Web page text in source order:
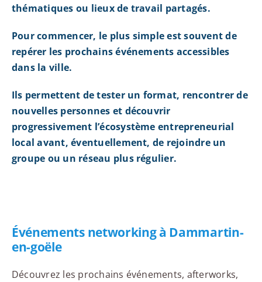
thématiques ou lieux de travail partagés.
Pour commencer, le plus simple est souvent de
repérer les prochains événements accessibles
dans la ville.
Ils permettent de tester un format, rencontrer de
nouvelles personnes et découvrir
progressivement l’écosystème entrepreneurial
local avant, éventuellement, de rejoindre un
groupe ou un réseau plus régulier.
Événements networking à Dammartin-
en-goële
Découvrez les prochains événements, afterworks,